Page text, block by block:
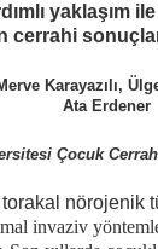
yaklaşım
Karayazılı,
Ata Erdener
Çocuk
nörojenik
invaziv